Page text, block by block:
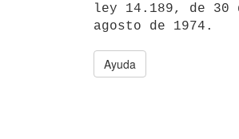
ley 14.189, de 30
Ayuda